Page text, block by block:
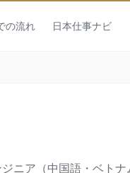
の流れ 日本仕事ナビ